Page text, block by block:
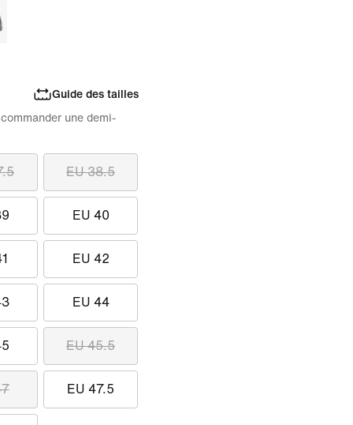
Guide des tailles
EU 38.5
EU 40
EU 42
EU 44
EU 45.5
EU 47.5
une demi-